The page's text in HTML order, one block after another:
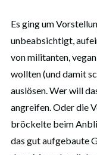
Es ging um
unbeabsichtigt,
von militanten,
wollten (und damit
auslösen. Wer will
angreifen. Oder die
bröckelte beim
das gut aufgebaute